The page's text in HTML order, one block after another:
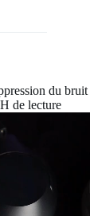
du bruit
de lecture